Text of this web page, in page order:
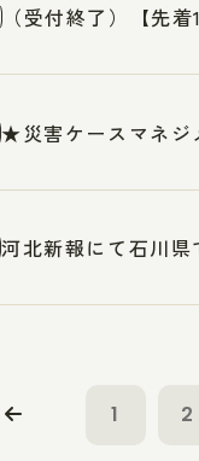
（受付終了）【先
★災害ケースマネジ
河北新報にて石川
1 2